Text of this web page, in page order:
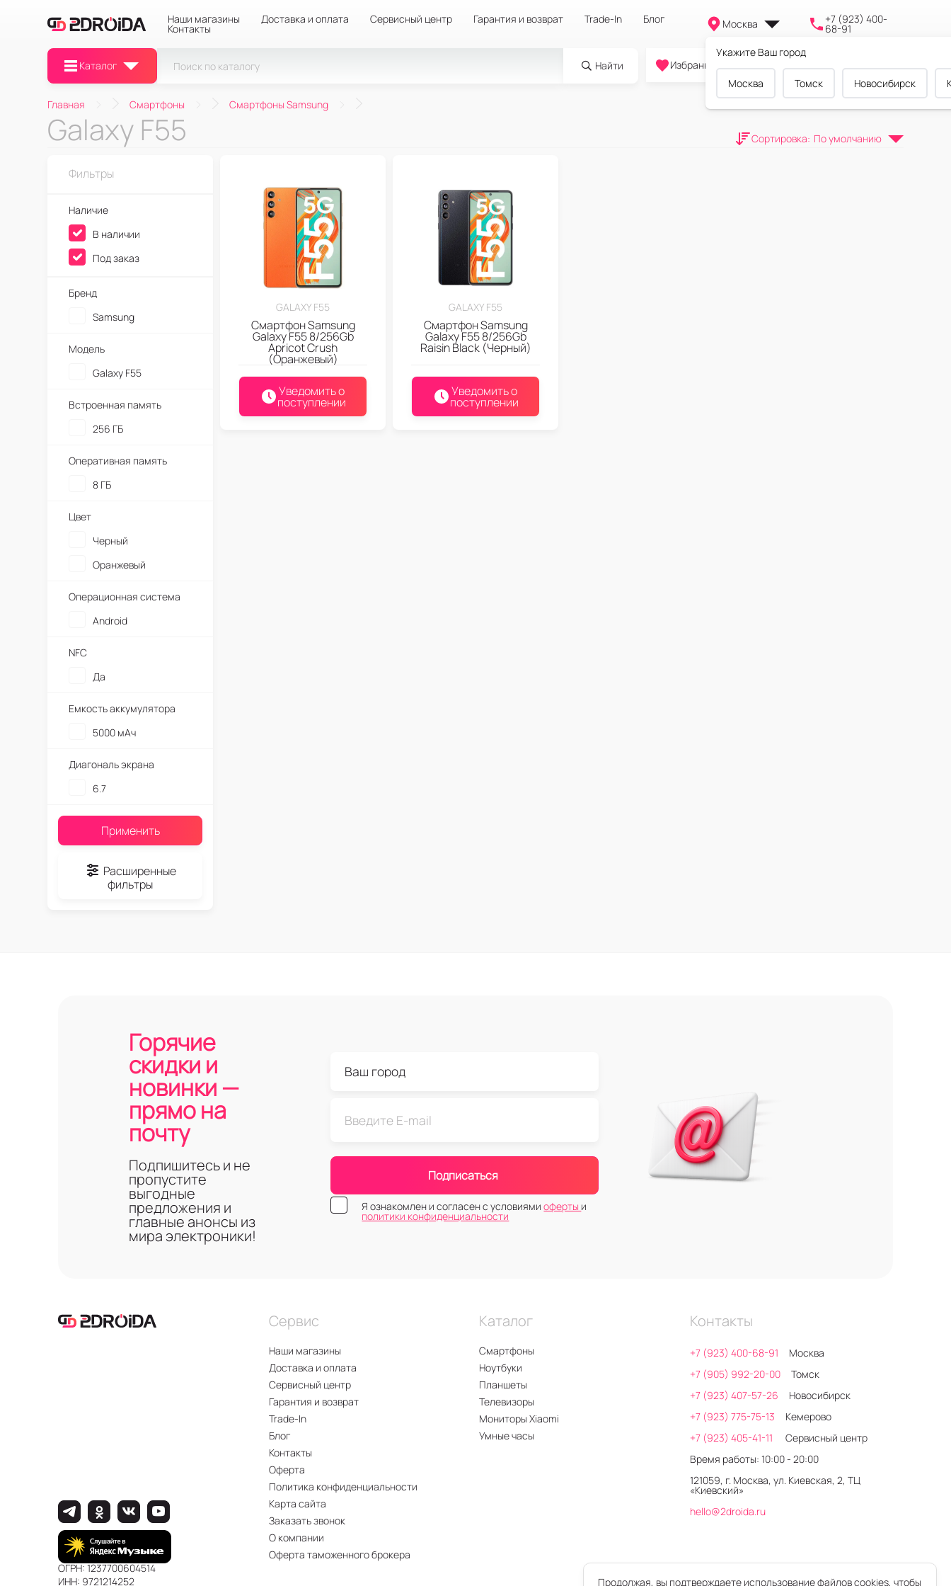
Наши магазины Доставка и оплата Сервисный центр Гарантия и возврат Trade-In Блог
Контакты Москва
Укажите Ваш город
Москва Томск Новосибирск
+7 (923) 400-
68-91
Каталог Найти
0
Избранное Cравнение Корзина
Главная Смартфоны Смартфоны Samsung
Galaxy F55 Сортировка: По умолчанию
GALAXY F55
Смартфон Samsung
Galaxy F55 8/256Gb
Apricot Crush
(Оранжевый)
Уведомить о
поступлении
GALAXY F55
Смартфон Samsung
Galaxy F55 8/256Gb
Raisin Black (Черный)
Уведомить о
поступлении
Фильтры
Наличие
В наличии
Под заказ
Бренд
Samsung
Модель
Galaxy F55
Встроенная память
256 ГБ
Оперативная память
8 ГБ
Цвет
Черный
Оранжевый
Операционная система
Android
NFC
Да
Емкость аккумулятора
5000 мАч
Диагональ экрана
6.7
Применить
Расширенные
фильтры
Горячие
скидки и
новинки —
прямо на
почту
Подпишитесь и не
пропустите
выгодные
предложения и
главные анонсы из
мира электроники!
Подписаться
Я ознакомлен и согласен с условиямиоферты и
политики конфиденциальности
Сервис
Наши магазины
Доставка и оплата
Сервисный центр
Гарантия и возврат
Trade-In
Блог
Контакты
Оферта
Политика конфиденциальности
Карта сайта
Заказать звонок
О компании
Оферта таможенного брокера
Каталог
Смартфоны
Ноутбуки
Планшеты
Телевизоры
Мониторы Xiaomi
Умные часы
Контакты
+7 (923) 400-68-91
Москва
+7 (905) 992-20-00
Томск
+7 (923) 407-57-26
Новосибирск
+7 (923) 775-75-13
Кемерово
+7 (923) 405-41-11
Сервисный центр
Время работы: 10:00 - 20:00
121059, г. Москва, ул. Киевская, 2, ТЦ
«Киевский»
hello@2droida.ru
ОГРН: 1237700604514
ИНН: 9721214252
Продолжая, вы подтверждаете использование файлов cookies, чтобы